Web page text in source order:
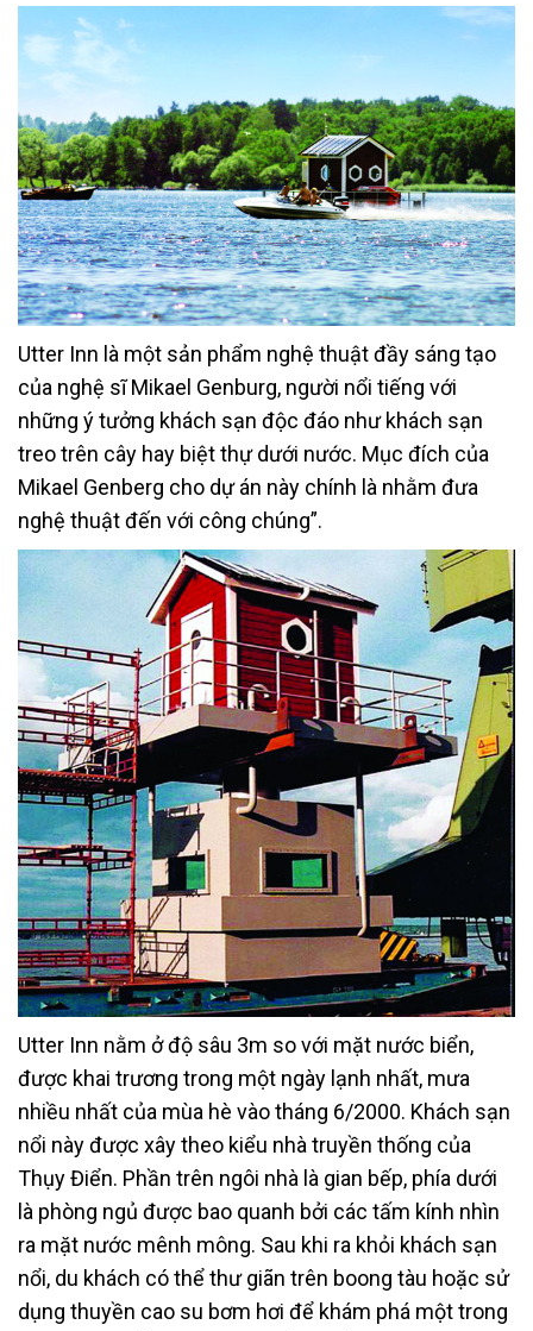
Utter Inn là một sản phẩm nghệ thuật đầy sáng tạo
của nghệ sĩ Mikael Genburg, người nổi tiếng với
những ý tưởng khách sạn độc đáo như khách sạn
treo trên cây hay biệt thự dưới nước. Mục đích của
Mikael Genberg cho dự án này chính là nhằm đưa
nghệ thuật đến với công chúng”.
Utter Inn nằm ở độ sâu 3m so với mặt nước biển,
được khai trương trong một ngày lạnh nhất, mưa
nhiều nhất của mùa hè vào tháng 6/2000. Khách sạn
nổi này được xây theo kiểu nhà truyền thống của
Thụy Điển. Phần trên ngôi nhà là gian bếp, phía dưới
là phòng ngủ được bao quanh bởi các tấm kính nhìn
ra mặt nước mênh mông. Sau khi ra khỏi khách sạn
nổi, du khách có thể thư giãn trên boong tàu hoặc sử
dụng thuyền cao su bơm hơi để khám phá một trong